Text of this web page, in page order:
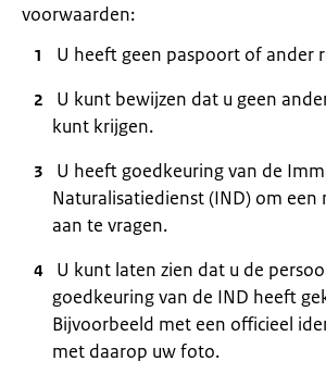
voorwaarden:
U heeft geen paspoort of ander
U kunt bewijzen dat u geen
kunt krijgen.
U heeft goedkeuring van de
Naturalisatiedienst (IND) om een
aan te vragen.
U kunt laten zien dat u de
goedkeuring van de IND heeft
Bijvoorbeeld met een officieel
met daarop uw foto.